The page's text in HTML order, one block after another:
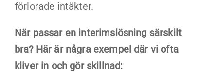
förlorade intäkter.
När passar en interimslösning särskilt
bra? Här är några exempel där vi ofta
kliver in och gör skillnad: